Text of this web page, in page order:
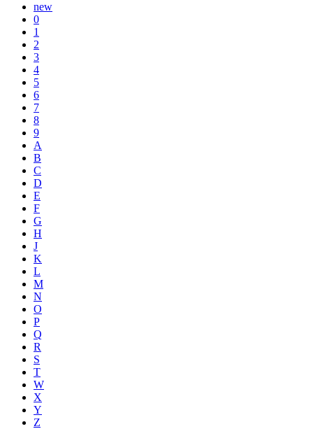
new
0
1
2
3
4
5
6
7
8
9
A
B
C
D
E
F
G
H
J
K
L
M
N
O
P
Q
R
S
T
W
X
Y
Z